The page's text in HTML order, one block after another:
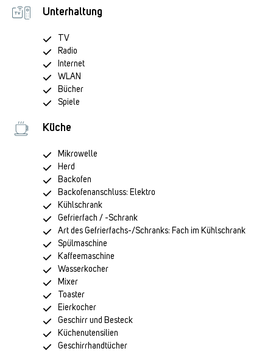
Unterhaltung
TV
Radio
Internet
WLAN
Bücher
Spiele
Küche
Mikrowelle
Herd
Backofen
Backofenanschluss: Elektro
Kühlschrank
Gefrierfach / -Schrank
Art des Gefrierfachs-/Schranks: Fach im Kühlschrank
Spülmaschine
Kaffeemaschine
Wasserkocher
Mixer
Toaster
Eierkocher
Geschirr und Besteck
Küchenutensilien
Geschirrhandtücher